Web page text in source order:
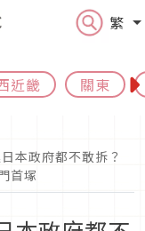
繁
近畿 關東
本政府都不敢拆？
首塚